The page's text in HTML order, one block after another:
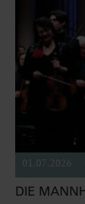
01.07.2026
DIE